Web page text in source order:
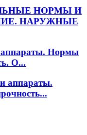
НОРМЫ И
НАРУЖНЫЕ
Нормы
О...
аппараты.